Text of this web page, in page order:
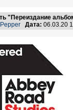
"Переиздание
Pepper Дата: 06.03.20